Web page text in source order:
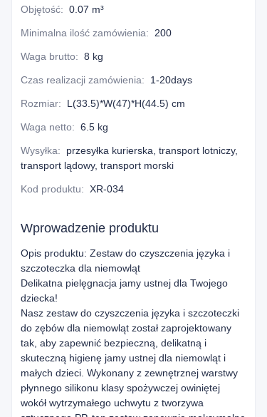
Objętość: 0.07 m³
Minimalna ilość zamówienia: 200
Waga brutto: 8 kg
Czas realizacji zamówienia: 1-20days
Rozmiar: L(33.5)*W(47)*H(44.5) cm
Waga netto: 6.5 kg
Wysyłka:
przesyłka kurierska, transport lotniczy,
transport lądowy, transport morski
Kod produktu: XR-034
Wprowadzenie produktu
Opis produktu: Zestaw do czyszczenia języka i
szczoteczka dla niemowląt
Delikatna pielęgnacja jamy ustnej dla Twojego
dziecka!
Nasz zestaw do czyszczenia języka i szczoteczki
do zębów dla niemowląt został zaprojektowany
tak, aby zapewnić bezpieczną, delikatną i
skuteczną higienę jamy ustnej dla niemowląt i
małych dzieci. Wykonany z zewnętrznej warstwy
płynnego silikonu klasy spożywczej owiniętej
wokół wytrzymałego uchwytu z tworzywa